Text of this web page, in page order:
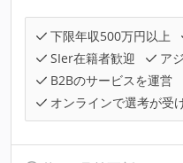
下限年収500万円以上
SIer在籍者歓迎
ア
B2Bのサービスを運営
オンラインで選考が受